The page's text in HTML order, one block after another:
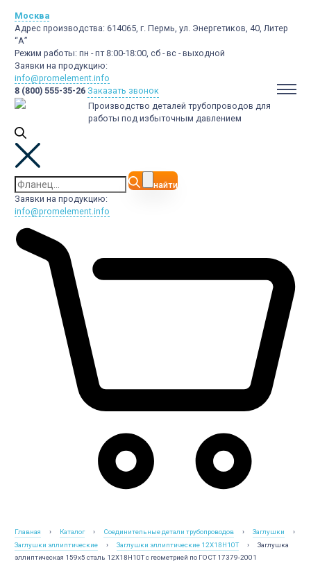
Москва
Адрес производства: 614065, г. Пермь, ул. Энергетиков, 40, Литер
“А”
Режим работы: пн - пт 8:00-18:00, сб - вс - выходной
Заявки на продукцию:
info@promelement.info
8 (800) 555-35-26 Заказать звонок
Производство деталей трубопроводов для
работы под избыточным давлением
найти
Заявки на продукцию:
info@promelement.info
Главная › Каталог › Соединительные детали трубопроводов › Заглушки
›
Заглушки эллиптические
› Заглушки эллиптические 12Х18Н10Т ›
Заглушка
эллиптическая 159х5 сталь 12Х18Н10Т с геометрией по ГОСТ 17379-2001